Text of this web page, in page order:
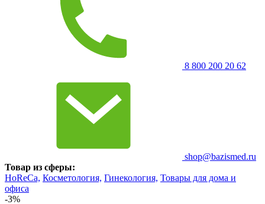
8 800 200 20 62
shop@bazismed.ru
Товар из сферы:
HoReCa, Косметология, Гинекология, Товары для дома и
офиса
-3%